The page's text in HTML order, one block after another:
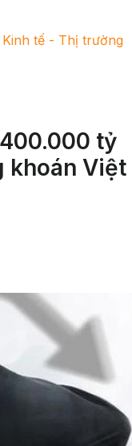
Kinh tế - Thị trường
tỷ
khoán Việt